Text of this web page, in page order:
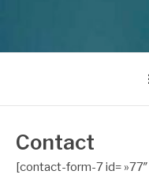
Contact
[contact-form-7 id=